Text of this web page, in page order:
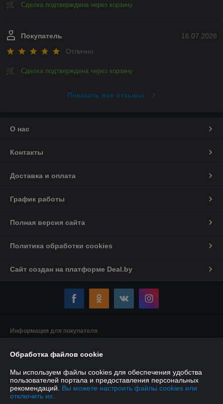
Сделка подтверждена через корзину
16.07.2026
Покупатель
Отлично
Сделка подтверждена через корзину
Показать все отзывы
О нас
Контакты
Доставка и оплата
График работы
Полная версия сайта
Политика обработки cookies
Сайт создан на платформе Deal.by
Информация для покупателя
предприниматель Якушенко Виктор Леонидович
Регистрационный номер ЕГР: 191897898
УНП: 191897898
Обработка файлов cookie
Мы используем файлы cookies для обеспечения удобства
пользователей портала и предоставления персональных
рекомендаций. Вы можете настроить файлы cookies или
отключить их.